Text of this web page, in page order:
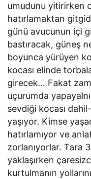
umudunu yitirirken
hatırlamaktan
günü avucunun içi
bastıracak, güneş
boyunca yürüyen
kocası elinde
girecek… Fakat
uçurumda
sevdiği kocası
yaşıyor. Kimse
hatırlamıyor ve
zorlanıyorlar. Tara
yaklaşırken
kurtulmanın